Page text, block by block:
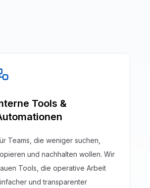
Tools &
Teams, die weniger suchen,
und nachhalten wollen. Wir
Tools, die operative Arbeit
und transparenter